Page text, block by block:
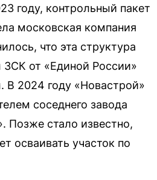
году, контрольный пакет
московская компания
что эта структура
ЗСК от «Единой России»
2024 году «Новастрой»
соседнего завода
Позже стало известно,
осваивать участок по